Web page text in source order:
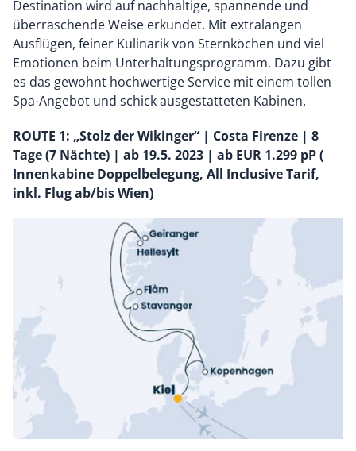
Destination wird auf nachhaltige, spannende und
überraschende Weise erkundet. Mit extralangen
Ausflügen, feiner Kulinarik von Sternköchen und viel
Emotionen beim Unterhaltungsprogramm. Dazu gibt
es das gewohnt hochwertige Service mit einem tollen
Spa-Angebot und schick ausgestatteten Kabinen.
ROUTE 1: „Stolz der Wikinger“ | Costa Firenze | 8
Tage (7 Nächte) | ab 19.5. 2023 | ab EUR 1.299 pP (
Innenkabine Doppelbelegung, All Inclusive Tarif,
inkl. Flug ab/bis Wien)